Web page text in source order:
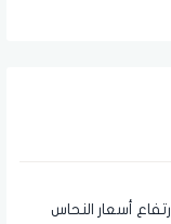
ارتفاع أسعار النحاس